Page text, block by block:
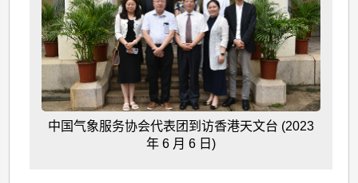
中国气象服务协会代表团到访香港天文台 (2023
年 6 月 6 日)